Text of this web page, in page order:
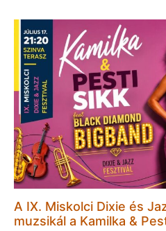
A IX. Miskolci Dixie és
muzsikál a Kamilka &